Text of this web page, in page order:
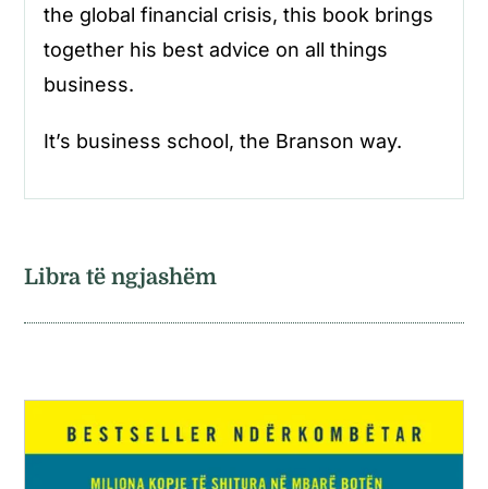
the global financial crisis, this book brings
together his best advice on all things
business.
It’s business school, the Branson way.
Libra të ngjashëm